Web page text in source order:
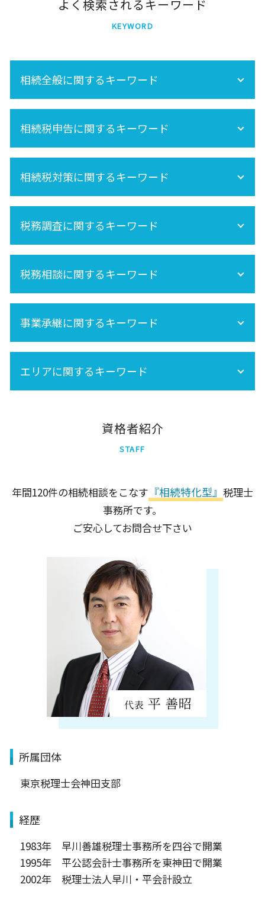
よく検索されるキーワード
KEYWORD
相続全般に関するキーワード
節税
相続 養子
遺産分割 税金
相続 不動産登記
保険金 相続
再婚 相続
未成年 相続
空き家 対策 特別措置法
相続税 不動産
相続税申告に関するキーワード
準確定申告 必要書類
相続税申告
相続手続きの流れ
相続税 申告 自分で
相続税対策に関するキーワード
小規模宅地の特例
相続税 非課税
生命保険 相続税
相続税 期限
相続税対策
生前贈与 非課税
相続税 土地
死亡保険金 相続税
相続税申告 必要書類
相続税 計算
税務調査に関するキーワード
税務調査 時期
税務調査 どこまで調べる
相続税 税務調査 いくら 以上
相続税 税務調査 時期
税務相談に関するキーワード
事業承継に関するキーワード
事業承継は早目の対策が重要!
エリアに関するキーワード
新宿区
世田谷区
資格者紹介
STAFF
年間120件の相続相談をこなす 『相続特化型』 税理士
事務所です。
ご安心してお問合せ下さい
所属団体
東京税理士会神田支部
経歴
1983年 早川善雄税理士事務所を四谷で開業
1995年 平公認会計士事務所を東神田で開業
2002年 税理士法人早川・平会計設立